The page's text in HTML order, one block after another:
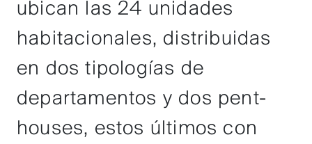
ubican las 24 unidades
habitacionales, distribuidas
en dos tipologías de
departamentos y dos pent-
houses, estos últimos con